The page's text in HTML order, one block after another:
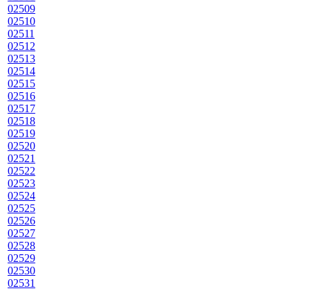
02509
02510
02511
02512
02513
02514
02515
02516
02517
02518
02519
02520
02521
02522
02523
02524
02525
02526
02527
02528
02529
02530
02531